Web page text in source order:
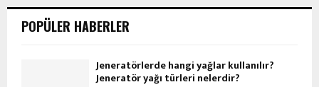
POPÜLER HABERLER
Jeneratörlerde hangi yağlar kullanılır?
Jeneratör yağı türleri nelerdir?